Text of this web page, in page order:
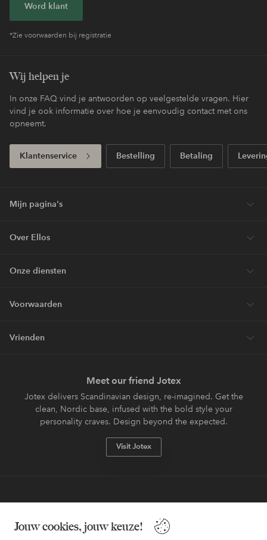
Jouw cookies, jouw keuze!
Word klant
*Zie voorwaarden bij registratie
Wij helpen je
In onze FAQ vind je antwoorden op veelgestelde vragen. Hier
vind je ook informatie over hoe je eenvoudig contact met ons
opneemt.
Klantenservice Bestelling Betaling
Mijn pagina's
Over Ellos
Onze diensten
Voorwaarden
Vrienden
Meet our friend Jotex
Jotex delivers Scandinavian design, re-imagined. Get the
clean, Nordic base, infused with the bold style your
personality craves. Design beyond the expected.
Visit Jotex
Wil je meer weten over
onze betaalopties